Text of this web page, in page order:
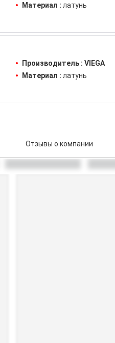
Материал : латунь
Производитель : VIEGA
Материал : латунь
Отзывы о компании